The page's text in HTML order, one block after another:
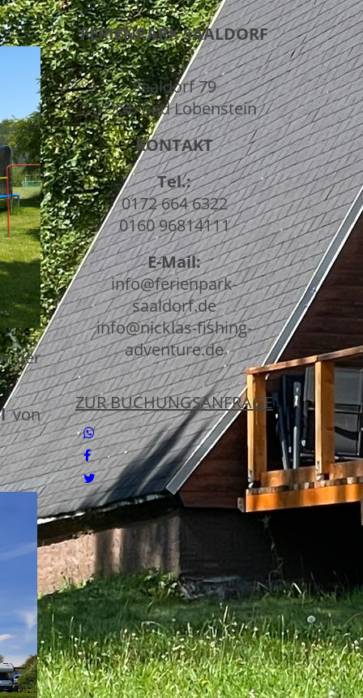
der
von
FERIENPARK SAALDORF
Saaldorf 79
07356 Bad Lobenstein
KONTAKT
Tel.:
0172 664 6322
0160 96814111
E-Mail:
info@ferienpark-
saaldorf.de
info@nicklas-fishing-
adventure.de
ZUR BUCHUNGSANFRAGE